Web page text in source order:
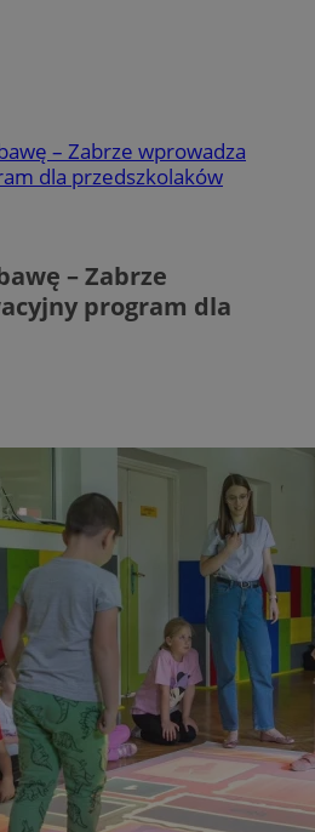
– Zabrze wprowadza
dla przedszkolaków
– Zabrze
program dla